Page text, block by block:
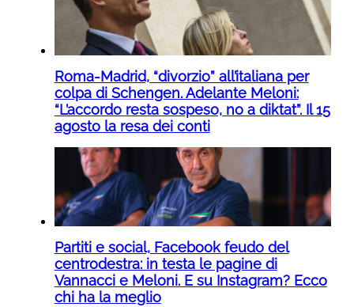
Roma-Madrid, “divorzio” all’italiana per
colpa di Schengen. Adelante Meloni:
“L’accordo resta sospeso, no a diktat”. Il 15
agosto la resa dei conti
Partiti e social, Facebook feudo del
centrodestra: in testa le pagine di
Vannacci e Meloni. E su Instagram? Ecco
chi ha la meglio